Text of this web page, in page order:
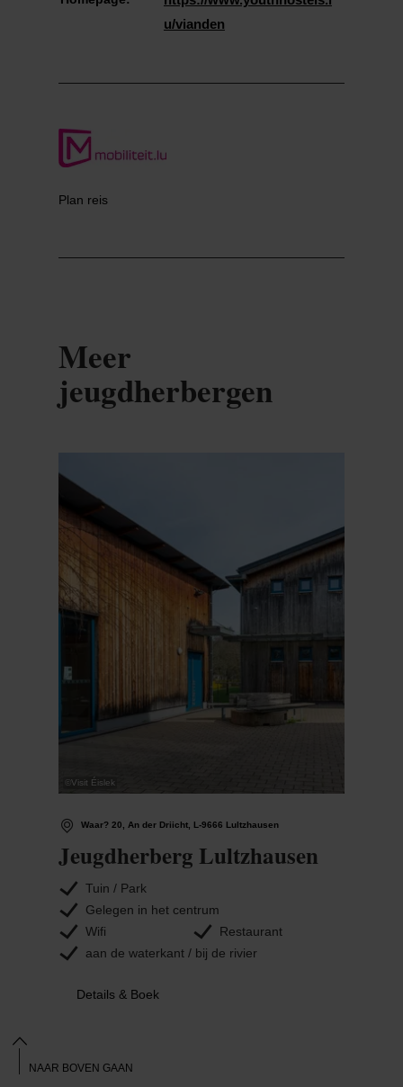
u/vianden
Plan reis
Meer
jeugdherbergen
©Visit Éislek
Waar? 20, An der Driicht, L-9666 Lultzhausen
Jeugdherberg Lultzhausen
Tuin / Park
Gelegen in het centrum
Wifi
Restaurant
aan de waterkant / bij de rivier
Details & Boek
NAAR BOVEN GAAN